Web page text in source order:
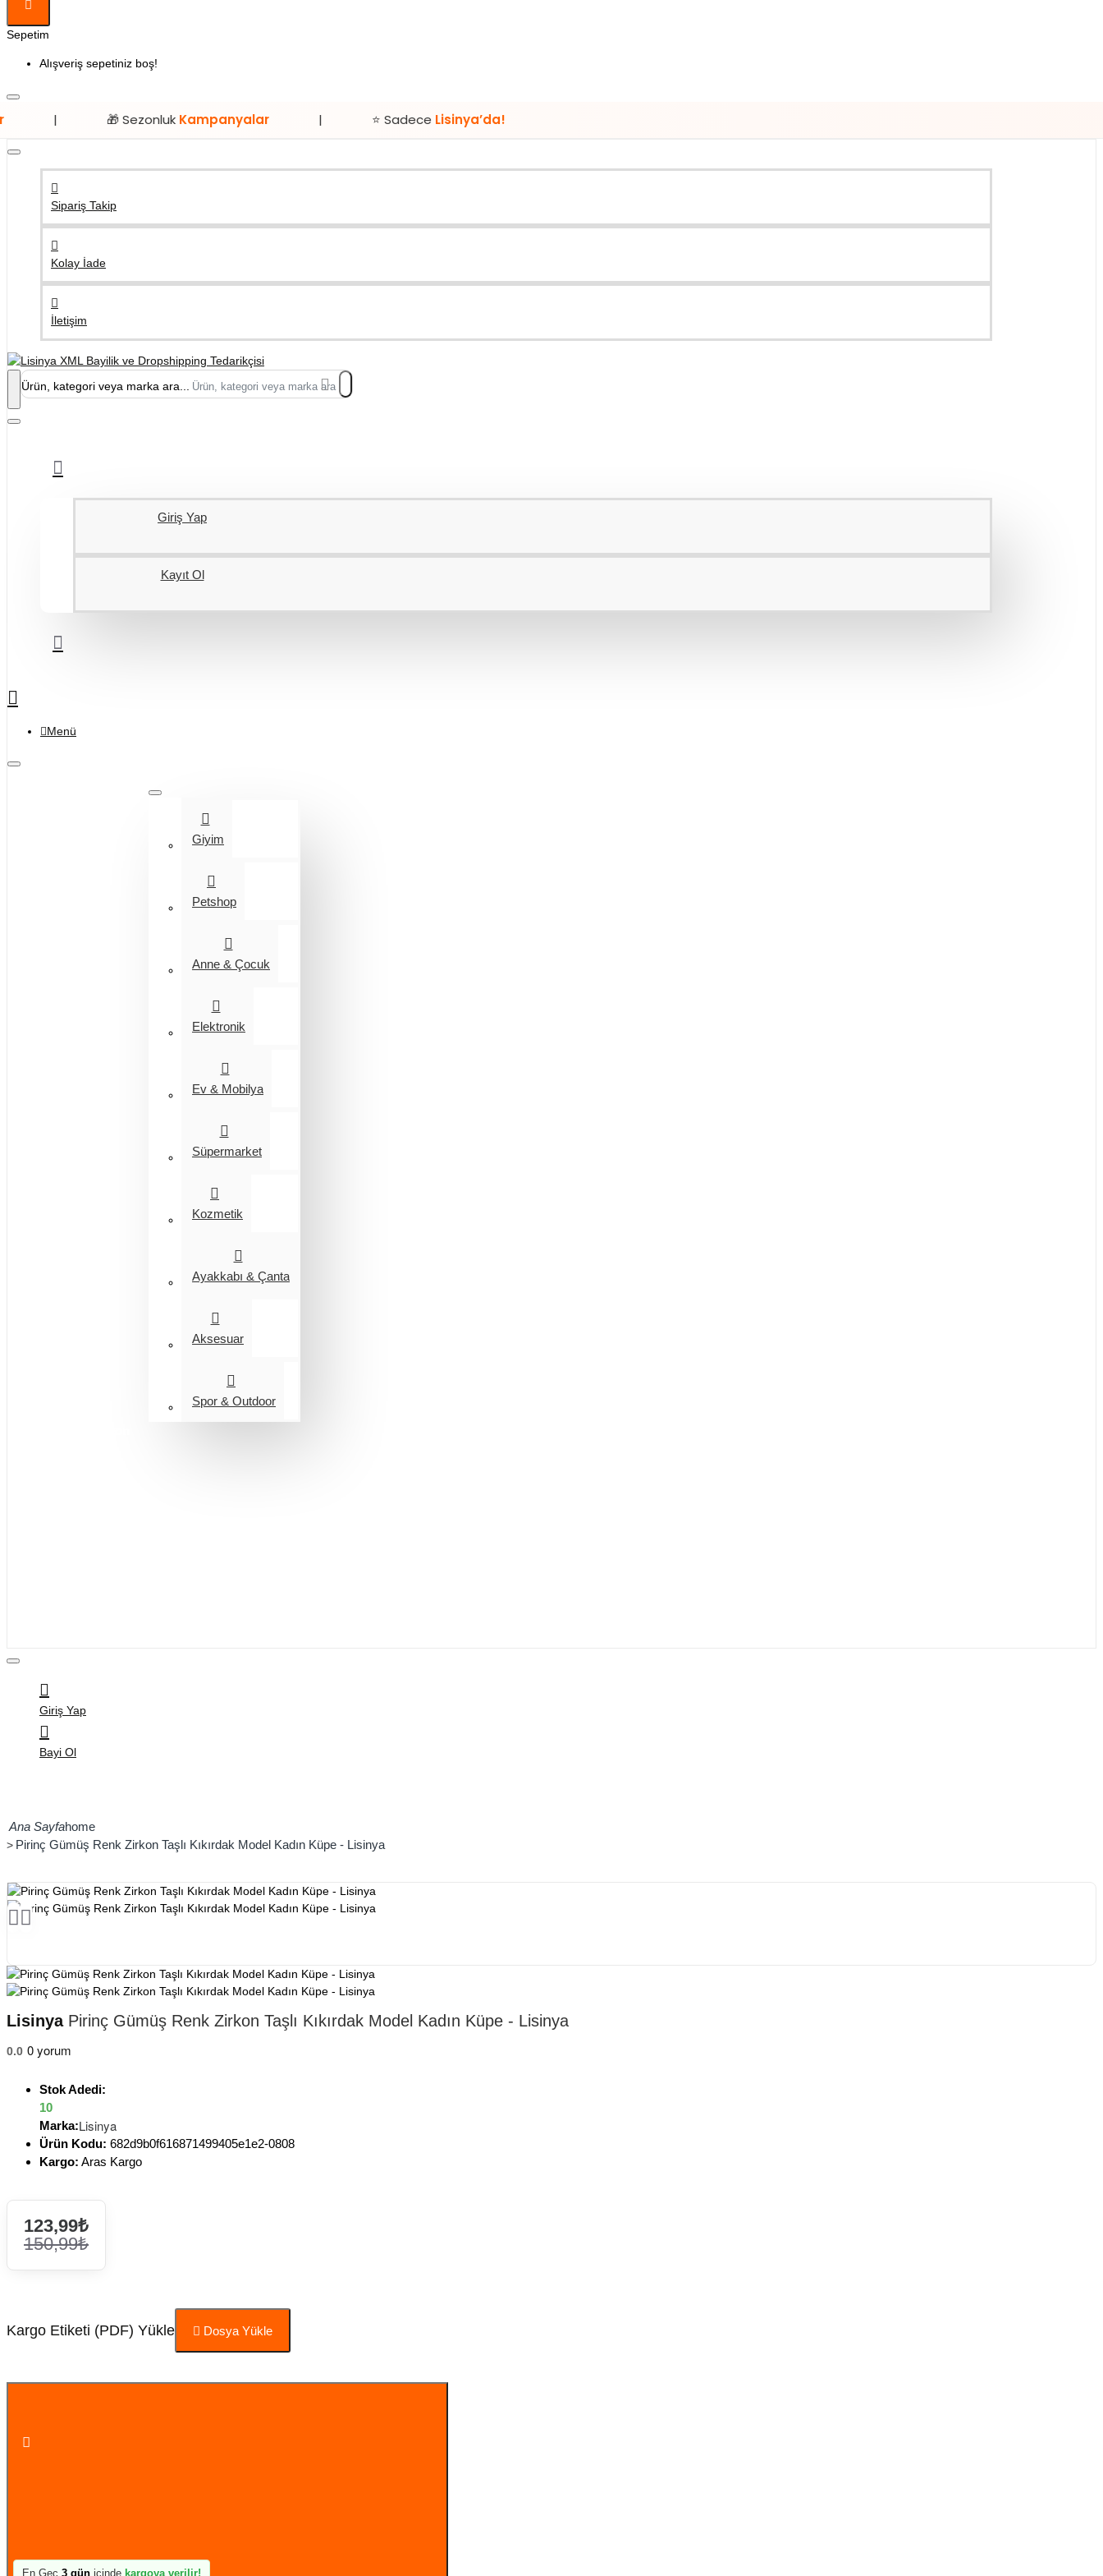
Sepetim
Alışveriş sepetiniz boş!
🎁 Sezonluk Kampanyalar | ⭐ Sadece Lisinya’da!
Sipariş Takip
Kolay İade
İletişim
Ürün, kategori veya marka ara...
Giriş Yap
Kayıt Ol
Menü
Giyim
Petshop
Anne & Çocuk
Elektronik
Ev & Mobilya
Süpermarket
Kozmetik
Ayakkabı & Çanta
Aksesuar
Spor & Outdoor
Giriş Yap
Bayi Ol
home
Pirinç Gümüş Renk Zirkon Taşlı Kıkırdak Model Kadın Küpe - Lisinya
LisinyaPirinç Gümüş Renk Zirkon Taşlı Kıkırdak Model Kadın Küpe - Lisinya
0.0 0 yorum
Stok Adedi:
10
Marka:Lisinya
Ürün Kodu: 682d9b0f616871499405e1e2-0808
Kargo: Aras Kargo
123,99₺
150,99₺
Kargo Etiketi (PDF) Yükle Dosya Yükle
En Geç 3 gün içinde kargoya verilir!